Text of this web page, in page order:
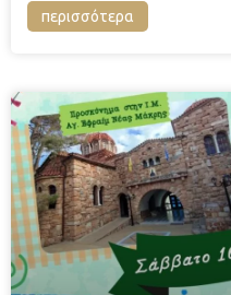
περισσότερα